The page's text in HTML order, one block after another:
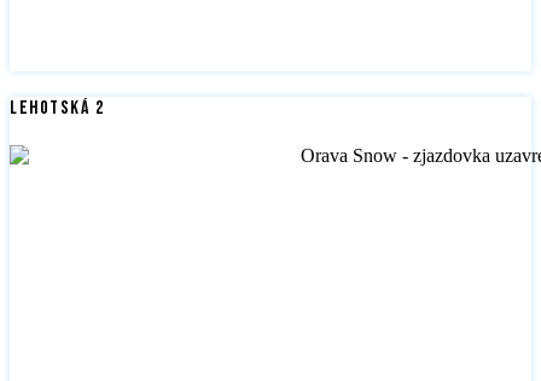
Lehotská 2